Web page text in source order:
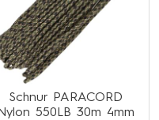
Schnur PARACORD
Nylon 550LB 30m 4mm